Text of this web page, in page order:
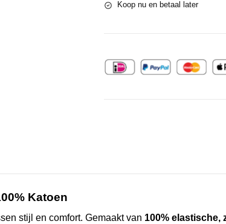
Koop nu en betaal later
Katoen
stijl en comfort. Gemaakt van 100% elastische,